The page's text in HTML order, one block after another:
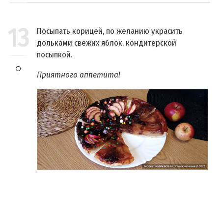
13
Посыпать корицей, по желанию украсить
дольками свежих яблок, кондитерской
посыпкой.
Приятного аппетита!